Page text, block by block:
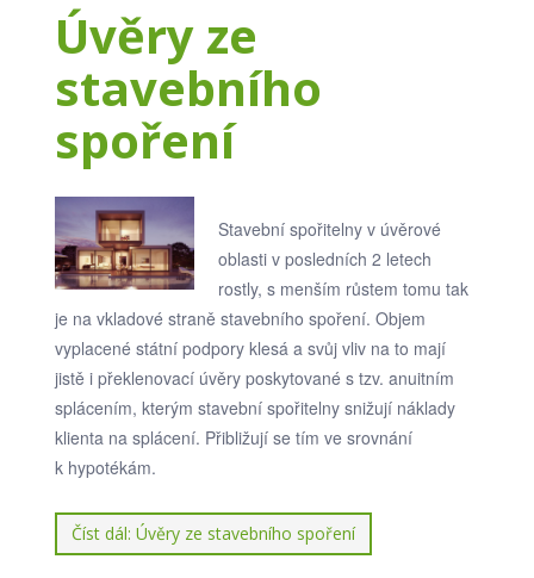
Úvěry ze
stavebního
spoření
Stavební spořitelny v úvěrové
oblasti v posledních 2 letech
rostly, s menším růstem tomu tak
je na vkladové straně stavebního spoření. Objem
vyplacené státní podpory klesá a svůj vliv na to mají
jistě i překlenovací úvěry poskytované s tzv. anuitním
splácením, kterým stavební spořitelny snižují náklady
klienta na splácení. Přibližují se tím ve srovnání
k hypotékám.
Číst dál: Úvěry ze stavebního spoření